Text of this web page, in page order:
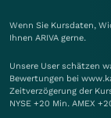
Wenn Sie Kursdaten,
Ihnen ARIVA gerne.
Unsere User schätzen
Bewertungen bei
Zeitverzögerung der
NYSE +20 Min. AMEX